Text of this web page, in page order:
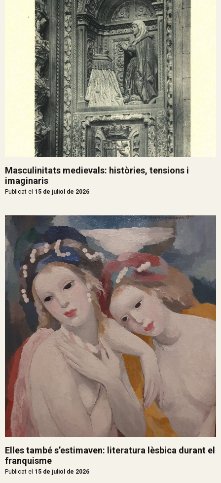
Masculinitats medievals: històries, tensions i
imaginaris
Publicat el 15 de juliol de 2026
Elles també s’estimaven: literatura lèsbica durant el
franquisme
Publicat el 15 de juliol de 2026